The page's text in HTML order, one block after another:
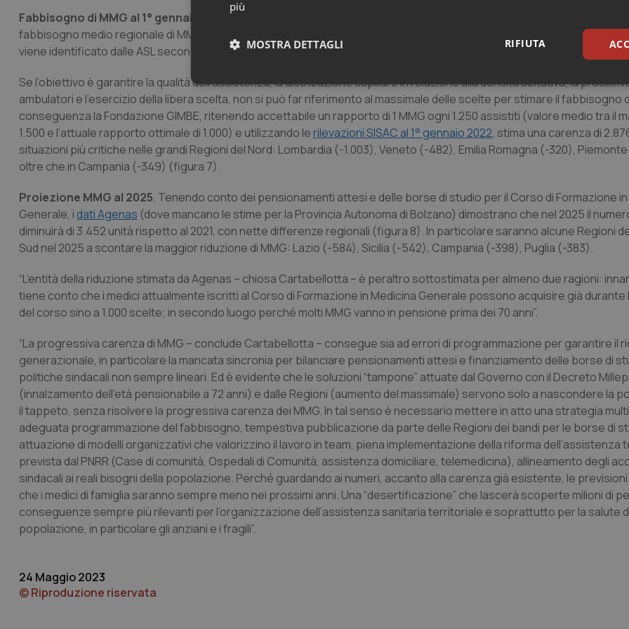
Fabbisogno di MMG al 1° gennaio 2022 . “Le criticità sopra rilevate – spiega Cartabellotta – permettono solo di stimare
fabbisogno medio regionale di MMG in relazione al numero di assistiti, in quanto la necessità di ciascun ambito
viene identificato dalle ASL secondo variabili locali”.
Se l’obiettivo è garantire la qualità dell’assistenza, la distribuzione capillare in relazione alla densità abitativa, la
ambulatori e l’esercizio della libera scelta, non si può far riferimento al massimale delle scelte per stimare il fabbisogno
conseguenza la Fondazione GIMBE, ritenendo accettabile un rapporto di 1 MMG ogni 1.250 assistiti (valore medio tra il
1.500 e l’attuale rapporto ottimale di 1.000) e utilizzando lerilevazioni SISAC al 1° gennaio 2022, stima una carenza di
situazioni più critiche nelle grandi Regioni del Nord: Lombardia (-1.003), Veneto (-482), Emilia Romagna (-320),
oltre che in Campania (-349) (figura 7).
Proiezione MMG al 2025. Tenendo conto dei pensionamenti attesi e delle borse di studio per il Corso di Formazione
Generale, i dati Agenas (dove mancano le stime per la Provincia Autonoma di Bolzano) dimostrano che nel 2025 il
diminuirà di 3.452 unità rispetto al 2021, con nette differenze regionali (figura 8). In particolare saranno alcune Regioni
Sud nel 2025 a scontare la maggior riduzione di MMG: Lazio (-584), Sicilia (-542), Campania (-398), Puglia (-383).
“L’entità della riduzione stimata da Agenas – chiosa Cartabellotta – è peraltro sottostimata per almeno due ragioni:
tiene conto che i medici attualmente iscritti al Corso di Formazione in Medicina Generale possono acquisire già
del corso sino a 1.000 scelte; in secondo luogo perché molti MMG vanno in pensione prima dei 70 anni”.
“La progressiva carenza di MMG – conclude Cartabellotta – consegue sia ad errori di programmazione per garantire il
generazionale, in particolare la mancata sincronia per bilanciare pensionamenti attesi e finanziamento delle borse di
politiche sindacali non sempre lineari. Ed è evidente che le soluzioni “tampone” attuate dal Governo con il Decreto
(innalzamento dell’età pensionabile a 72 anni) e dalle Regioni (aumento del massimale) servono solo a nascondere la
il tappeto, senza risolvere la progressiva carenza dei MMG. In tal senso è necessario mettere in atto una strategia
adeguata programmazione del fabbisogno, tempestiva pubblicazione da parte delle Regioni dei bandi per le borse di
attuazione di modelli organizzativi che valorizzino il lavoro in team, piena implementazione della riforma dell’assistenza
prevista dal PNRR (Case di comunità, Ospedali di Comunità, assistenza domiciliare, telemedicina), allineamento degli
sindacali ai reali bisogni della popolazione. Perché guardando ai numeri, accanto alla carenza già esistente, le
che i medici di famiglia saranno sempre meno nei prossimi anni. Una “desertificazione” che lascerà scoperte milioni di
conseguenze sempre più rilevanti per l’organizzazione dell’assistenza sanitaria territoriale e soprattutto per la salute
popolazione, in particolare gli anziani e i fragili”.
24 Maggio 2023
© Riproduzione riservata
più
RIFIUTA
MOSTRA DETTAGLI
Necessari Statistici
I cookie necessari contribuiscono a rendere fruibile il sito web abilitandone funzionalità di base quali la
e l'accesso alle aree protette del sito. Il sito web non è in grado di funzionare correttamente senza questi
Nome
Fornitore Dominio Scadenza
Descrizione
.youtube.com
settimane
scelte di consenso e privacy
interazione con il sito. Registra i
del visitatore riguardo a varie
impostazioni sulla privacy,
preferenze siano onorate nelle
www.quotidianosanita.it
settimane
Script.com per ricordare le
sui cookie dei visitatori. È
dei cookie di Cookie-Script.com
correttamente.
tracking-sites-ironfish-
tracking-enable
www.quotidianosanita.it
4
2 giorni
Questo cookie è impostato
abilitare il sistema di tracking
tracking-sites-ironfish-
session-id
www.quotidianosanita.it
4
settimane
Questo cookie è impostato
assegnare un identificatore
Google LLC
.quotidianosanita.it
mese
Questo nome di cookie è
Universal Analytics, che è un
significativo del servizio di
utilizzato da Google. Questo
per distinguere utenti unici
generato in modo casuale come